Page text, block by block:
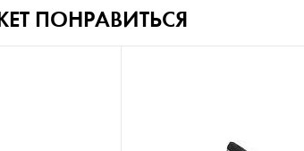
ПОНРАВИТЬСЯ